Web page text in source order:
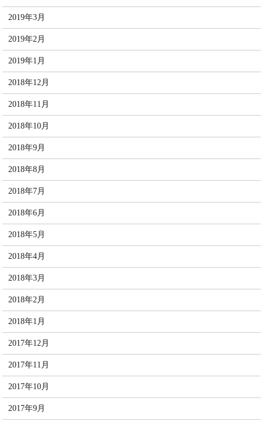
2019年3月
2019年2月
2019年1月
2018年12月
2018年11月
2018年10月
2018年9月
2018年8月
2018年7月
2018年6月
2018年5月
2018年4月
2018年3月
2018年2月
2018年1月
2017年12月
2017年11月
2017年10月
2017年9月